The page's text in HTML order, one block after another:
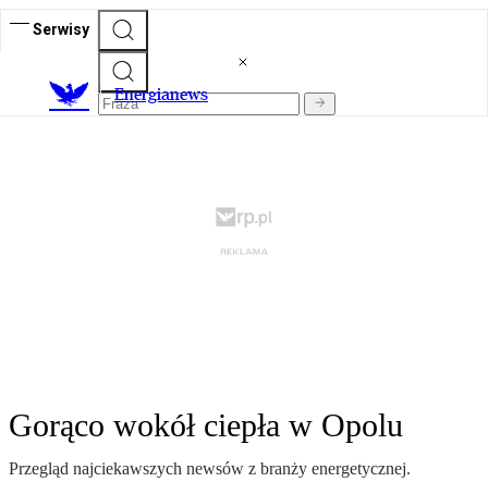
Serwisy
Energianews
Gorąco wokół ciepła w Opolu
Przegląd najciekawszych newsów z branży energetycznej.